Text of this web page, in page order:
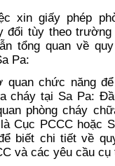
xin giấy phép
đổi tùy theo
tổng quan về
Pa:
chức năng
cháy tại Sa Pa:
phòng cháy
Cục PCCC hoặc
biết chi tiết về
và các yêu cầu cụ